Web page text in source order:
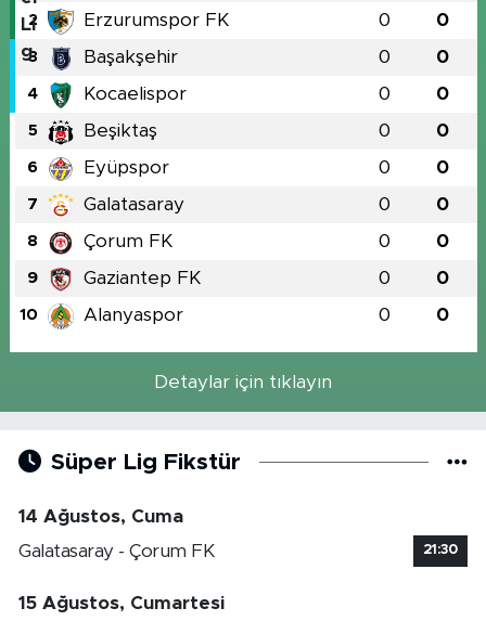
2 Erzurumspor FK 0 0
3 Başakşehir 0 0
4 Kocaelispor 0 0
5 Beşiktaş 0 0
6 Eyüpspor 0 0
7 Galatasaray 0 0
8 Çorum FK 0 0
9 Gaziantep FK 0 0
10 Alanyaspor 0 0
Detaylar için tıklayın
Süper Lig Fikstür
14 Ağustos, Cuma
Galatasaray - Çorum FK
21:30
15 Ağustos, Cumartesi